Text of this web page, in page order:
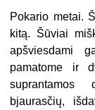
Pokario metai.
kitą. Šūviai
apšviesdami
pamatome ir
suprantamos
bjaurasčių,